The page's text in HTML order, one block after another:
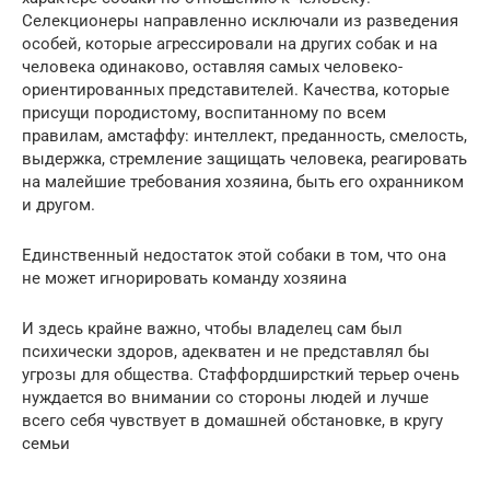
Селекционеры направленно исключали из разведения
особей, которые агрессировали на других собак и на
человека одинаково, оставляя самых человеко-
ориентированных представителей. Качества, которые
присущи породистому, воспитанному по всем
правилам, амстаффу: интеллект, преданность, смелость,
выдержка, стремление защищать человека, реагировать
на малейшие требования хозяина, быть его охранником
и другом.
Единственный недостаток этой собаки в том, что она
не может игнорировать команду хозяина
И здесь крайне важно, чтобы владелец сам был
психически здоров, адекватен и не представлял бы
угрозы для общества. Стаффордширсткий терьер очень
нуждается во внимании со стороны людей и лучше
всего себя чувствует в домашней обстановке, в кругу
семьи